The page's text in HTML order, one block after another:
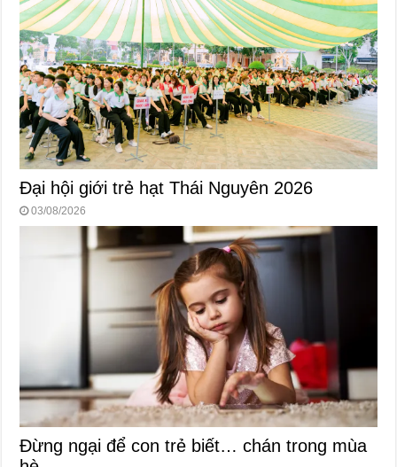
Đại hội giới trẻ hạt Thái Nguyên 2026
03/08/2026
Đừng ngại để con trẻ biết… chán trong mùa